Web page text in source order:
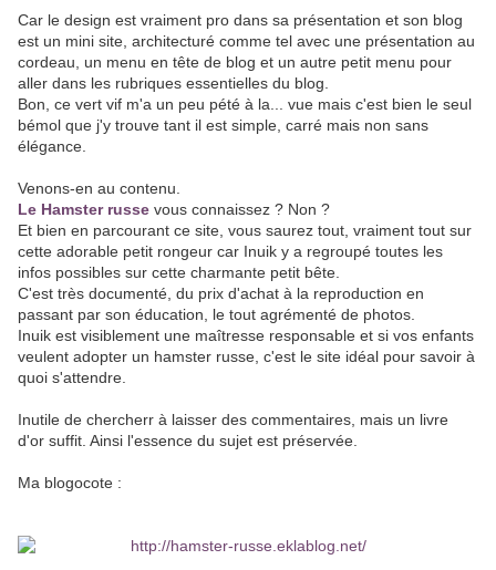
Car le design est vraiment pro dans sa présentation et son blog
est un mini site, architecturé comme tel avec une présentation au
cordeau, un menu en tête de blog et un autre petit menu pour
aller dans les rubriques essentielles du blog.
Bon, ce vert vif m'a un peu pété à la... vue mais c'est bien le seul
bémol que j'y trouve tant il est simple, carré mais non sans
élégance.
Venons-en au contenu.
Le Hamster russe vous connaissez ? Non ?
Et bien en parcourant ce site, vous saurez tout, vraiment tout sur
cette adorable petit rongeur car Inuik y a regroupé toutes les
infos possibles sur cette charmante petit bête.
C'est très documenté, du prix d'achat à la reproduction en
passant par son éducation, le tout agrémenté de photos.
Inuik est visiblement une maîtresse responsable et si vos enfants
veulent adopter un hamster russe, c'est le site idéal pour savoir à
quoi s'attendre.
Inutile de chercherr à laisser des commentaires, mais un livre
d'or suffit. Ainsi l'essence du sujet est préservée.
Ma blogocote :